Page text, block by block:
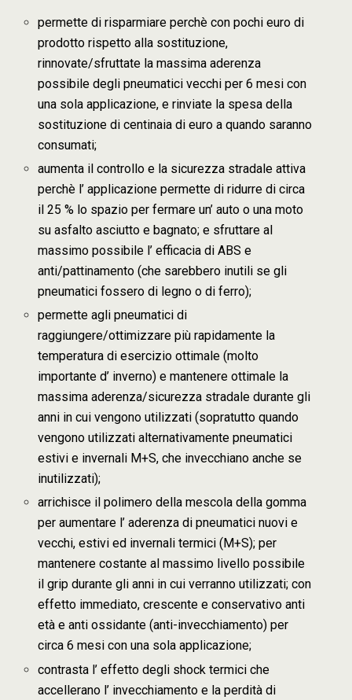
permette di risparmiare perchè con pochi euro di
prodotto rispetto alla sostituzione,
rinnovate/sfruttate la massima aderenza
possibile degli pneumatici vecchi per 6 mesi con
una sola applicazione, e rinviate la spesa della
sostituzione di centinaia di euro a quando saranno
consumati;
aumenta il controllo e la sicurezza stradale attiva
perchè l’ applicazione permette di ridurre di circa
il 25 % lo spazio per fermare un’ auto o una moto
su asfalto asciutto e bagnato; e sfruttare al
massimo possibile l’ efficacia di ABS e
anti/pattinamento (che sarebbero inutili se gli
pneumatici fossero di legno o di ferro);
permette agli pneumatici di
raggiungere/ottimizzare più rapidamente la
temperatura di esercizio ottimale (molto
importante d’ inverno) e mantenere ottimale la
massima aderenza/sicurezza stradale durante gli
anni in cui vengono utilizzati (sopratutto quando
vengono utilizzati alternativamente pneumatici
estivi e invernali M+S, che invecchiano anche se
inutilizzati);
arrichisce il polimero della mescola della gomma
per aumentare l’ aderenza di pneumatici nuovi e
vecchi, estivi ed invernali termici (M+S); per
mantenere costante al massimo livello possibile
il grip durante gli anni in cui verranno utilizzati; con
effetto immediato, crescente e conservativo anti
età e anti ossidante (anti-invecchiamento) per
circa 6 mesi con una sola applicazione;
contrasta l’ effetto degli shock termici che
accellerano l’ invecchiamento e la perdità di